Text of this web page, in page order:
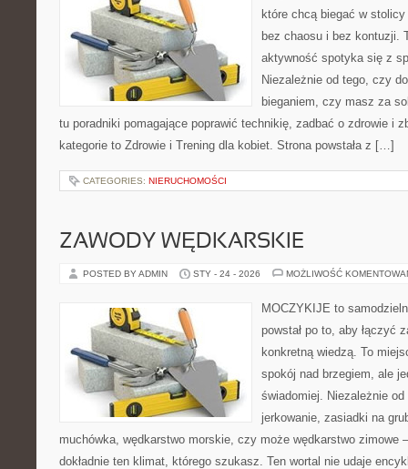
które chcą biegać w
bez chaosu i bez kontuzji.
aktywność spotyka się z
Niezależnie od tego, czy
bieganiem, czy masz za
tu poradniki pomagające poprawić technikię, zadbać o zdrowie i
kategorie to Zdrowie i Trening dla kobiet. Strona powstała z […]
CATEGORIES: NIERUCHOMOŚCI
ZAWODY WĘDKARSKIE
POSTED BY ADMIN STY - 24 - 2026 MOŻLIWOŚĆ
MOCZYKIJE to
powstał po to, aby łączyć
konkretną wiedzą. To
spokój nad brzegiem, ale
świadomiej. Niezależnie
jerkowanie, zasiadki na
muchówka, wędkarstwo morskie, czy może wędkarstwo zimowe
dokładnie ten klimat, którego szukasz. Ten wortal nie udaje